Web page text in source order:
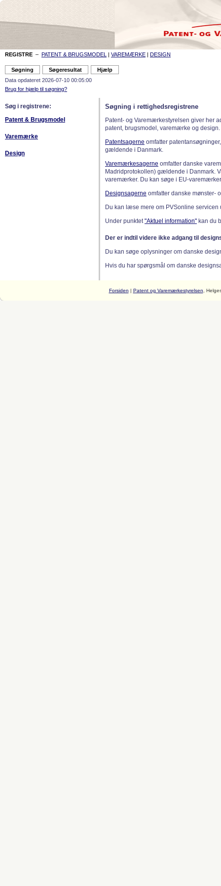
REGISTRE – PATENT & BRUGSMODEL | VAREMÆRKE | DESIGN
Data opdateret 2026-07-10 00:05:00
Brug for hjælp til søgning?
Søg i registrene:
Patent & Brugsmodel
Varemærke
Design
Søgning i rettighedsregistrene
Patent- og Varemærkestyrelsen giver her
patent, brugsmodel, varemærke og design.
Patentsagerne omfatter
gældende i Danmark.
Varemærkesagerne omfatter danske
Madridprotokollen) gældende i Danmark.
varemærker. Du kan søge i EU-
Designsagerne omfatter danske mønster-
Du kan læse mere om PVSonline
Under punktet"Aktuel information" kan du
Der er indtil videre ikke adgang til
Du kan søge oplysninger om danske
Hvis du har spørgsmål om danske
Forsiden | Patent og Varemærkestyrelsen ,